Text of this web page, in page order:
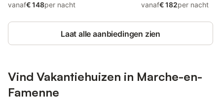
vanaf€ 148per nacht
vanaf€ 182per nacht
Laat alle aanbiedingen zien
Vind Vakantiehuizen in Marche-en-
Famenne